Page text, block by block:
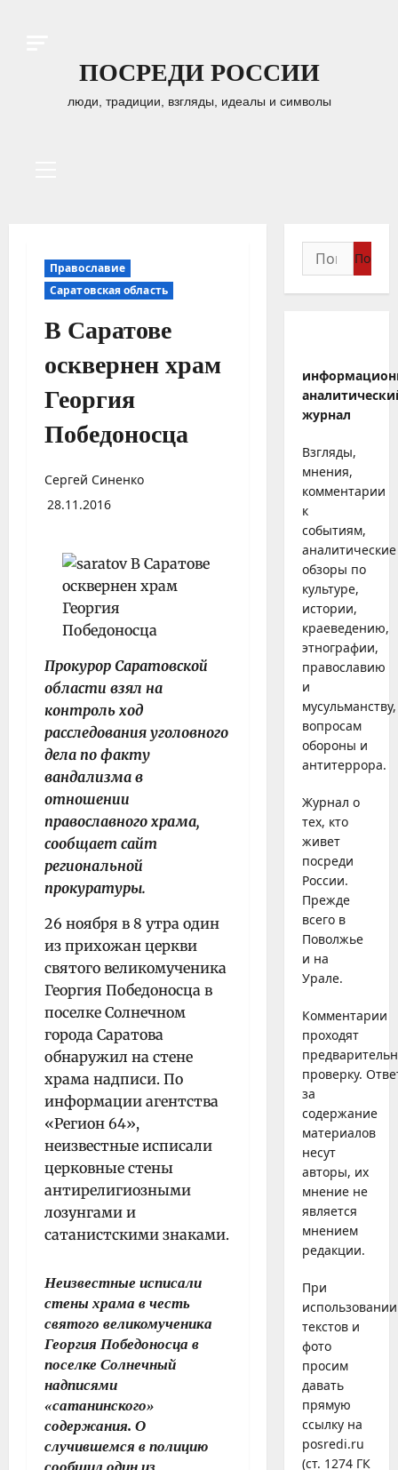
ПОСРЕДИ РОССИИ
люди, традиции, взгляды, идеалы и символы
Православие
Саратовская область
В Саратове
осквернен храм
Георгия
Победоносца
Сергей Синенко
28.11.2016
Прокурор Саратовской
области взял на
контроль ход
расследования уголовного
дела по факту
вандализма в
отношении
православного храма,
сообщает сайт
региональной
прокуратуры.
26 ноября в 8 утра один
из прихожан церкви
святого великомученика
Георгия Победоносца в
поселке Солнечном
города Саратова
обнаружил на стене
храма надписи. По
информации агентства
«Регион 64»,
неизвестные исписали
церковные стены
антирелигиозными
лозунгами и
сатанистскими знаками.
Неизвестные исписали
стены храма в честь
святого великомученика
Георгия Победоносца в
поселке Солнечный
надписями
«сатанинского»
содержания. О
случившемся в полицию
Найти:
журнал
Взгляды,
мнения,
комментарии
к
событиям,
аналитические
обзоры по
культуре,
истории,
краеведению,
этнографии,
православию
и
мусульманству,
вопросам
обороны и
антитеррора.
Журнал о
тех, кто
живет
посреди
России.
Прежде
всего в
Поволжье
и на
Урале.
Комментарии
проходят
проверку.
за
содержание
материалов
несут
авторы, их
мнение не
является
мнением
редакции.
При
использовании
текстов и
фото
просим
давать
прямую
ссылку на
posredi.ru
(ст. 1274 ГК